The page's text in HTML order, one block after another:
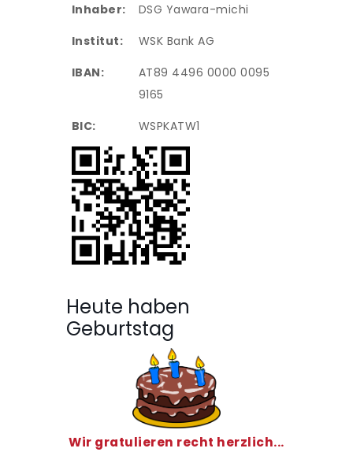
Inhaber:
DSG Yawara-michi
Institut:
WSK Bank AG
IBAN:
AT89 4496 0000 0095
9165
BIC:
WSPKATW1
Heute haben
Geburtstag
Wir gratulieren recht herzlich...